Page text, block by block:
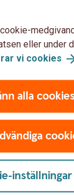
en
företaget ett
det om du är
den till
eller under
vi cookies
alla cookies
inställningar